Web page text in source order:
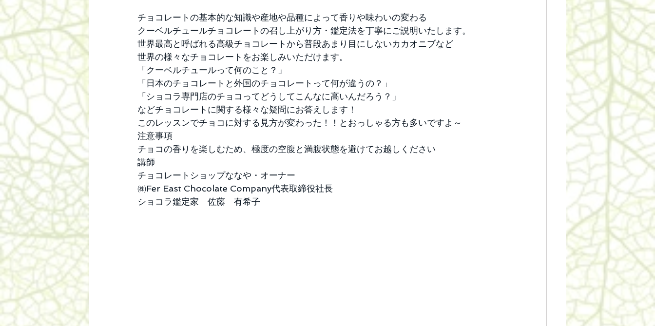
チョコレートの基本的な知識や産地や品種によって香りや味わいの変わる
クーベルチュールチョコレートの召し上がり方・鑑定法を丁寧にご説明いたします。
世界最高と呼ばれる高級チョコレートから普段あまり目にしないカカオニブなど
世界の様々なチョコレートをお楽しみいただけます。
「クーベルチュールって何のこと？」
「日本のチョコレートと外国のチョコレートって何が違うの？」
「ショコラ専門店のチョコってどうしてこんなに高いんだろう？」
などチョコレートに関する様々な疑問にお答えします！
このレッスンでチョコに対する見方が変わった！！とおっしゃる方も多いですよ～
注意事項
チョコの香りを楽しむため、極度の空腹と満腹状態を避けてお越しください
講師
チョコレートショップななや・オーナー
㈱Fer East Chocolate Company代表取締役社長
ショコラ鑑定家　佐藤　有希子